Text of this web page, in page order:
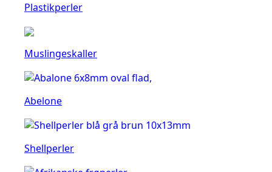
Plastikperler
Muslingeskaller
Abelone
Shellperler